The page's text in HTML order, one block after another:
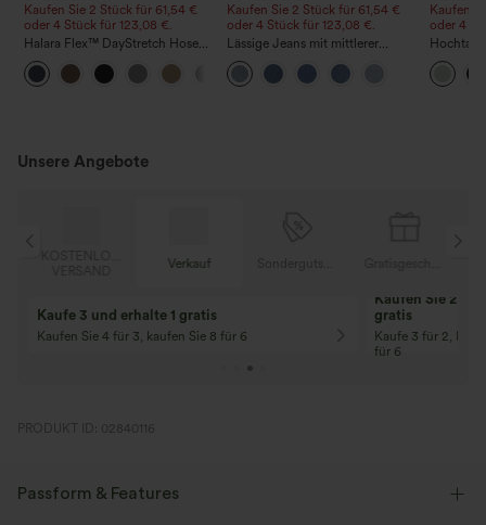
Kaufen Sie 2 Stück für 61,54 €
oder 4 Stück für 123,08 €.
Halara Flex™ DayStretch Hose
mit mittlerer Bundhöhe,
seitlicher Reißverschlusstasche
und Work‑Flare‑Schnitt
+12
Kaufen Sie 2 Stück für 61,54 €
oder 4 Stück für 123,08 €.
Lässige Jeans mit mittlerer
Bundhöhe, Kordelzug und
Taschen
Kaufen
oder 4
Bein,
Unsere Angebote
Kaufe 3 und erhalte 1 gratis
Kaufen Sie 4 für 3, kaufen Sie 8 für 6
Kaufen Sie 2
gratis
Kaufe 3 für 2,
für 6
PRODUKT ID: 02840116
Passform & Features